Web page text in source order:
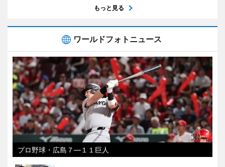
もっと見る
ワールドフォトニュース
プロ野球・広島７―１１巨人